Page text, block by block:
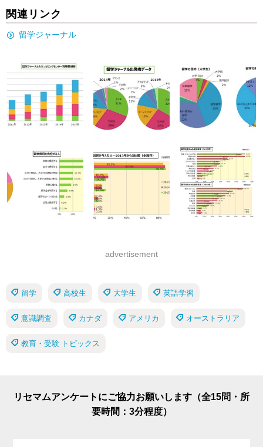
関連リンク
留学ジャーナル
advertisement
留学 高校生 大学生 英語学習
意識調査 カナダ アメリカ オーストラリア
教育・受験 トピックス
リセマムアンケートにご協力お願いします（全15問・所
要時間：3分程度）